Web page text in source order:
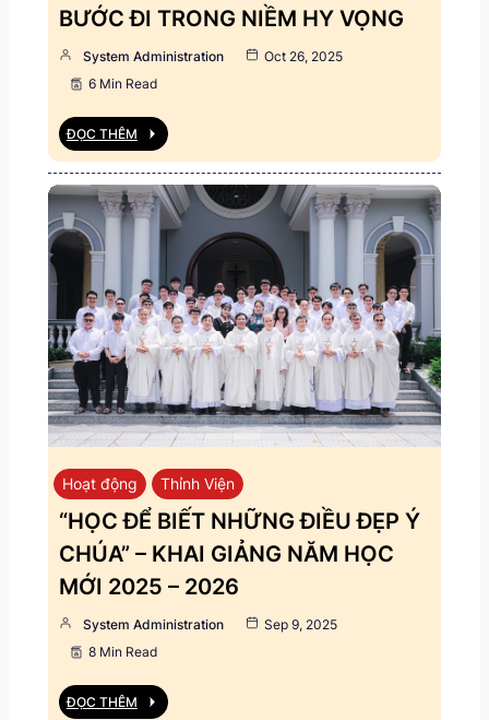
BƯỚC ĐI TRONG NIỀM HY VỌNG
System Administration
Oct 26, 2025
6 Min Read
ĐỌC THÊM
Hoạt động Thỉnh Viện
“HỌC ĐỂ BIẾT NHỮNG ĐIỀU ĐẸP Ý
CHÚA” – KHAI GIẢNG NĂM HỌC
MỚI 2025 – 2026
System Administration
Sep 9, 2025
8 Min Read
ĐỌC THÊM